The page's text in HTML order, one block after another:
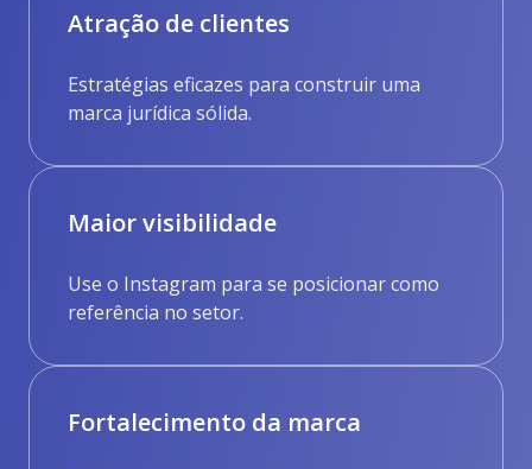
Atração de clientes
Estratégias eficazes para construir uma
marca jurídica sólida.
Maior visibilidade
Use o Instagram para se posicionar como
referência no setor.
Fortalecimento da marca